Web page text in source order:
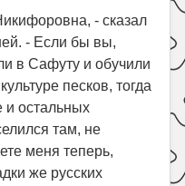
- сказал
- Если бы вы,
в Сафуту и обучили
песков, тогда
и остальных
там, не
меня теперь,
же русских